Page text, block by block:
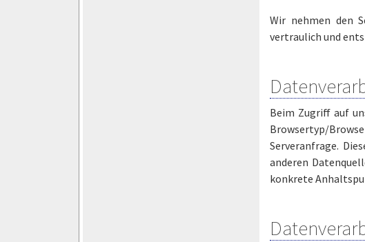
Wir nehmen den
vertraulich und
Beim Zugriff auf
Browsertyp/
Serveranfrage.
anderen
konkrete